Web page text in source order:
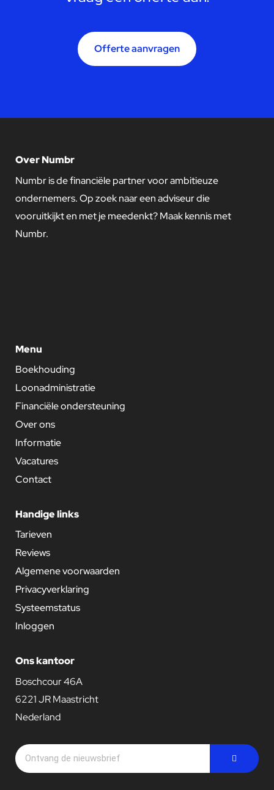
Offerte aanvragen
Over Numbr
Numbr is de financiële partner voor ambitieuze
ondernemers. Op zoek naar een adviseur die
vooruitkijkt en met je meedenkt? Maak kennis met
Numbr.
Menu
Boekhouding
Loonadministratie
Financiële ondersteuning
Over ons
Informatie
Vacatures
Contact
Handige links
Tarieven
Reviews
Algemene voorwaarden
Privacyverklaring
Systeemstatus
Inloggen
Ons kantoor
Boschcour 46A
6221 JR Maastricht
Nederland